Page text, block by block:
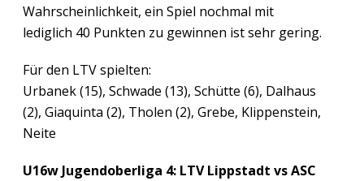
Wahrscheinlichkeit, ein Spiel nochmal mit
lediglich 40 Punkten zu gewinnen ist sehr gering.
Für den LTV spielten:
Urbanek (15), Schwade (13), Schütte (6), Dalhaus
(2), Giaquinta (2), Tholen (2), Grebe, Klippenstein,
Neite
U16w Jugendoberliga 4: LTV Lippstadt vs ASC